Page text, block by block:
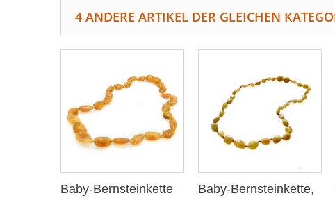
4 ANDERE ARTIKEL DER GLEICHEN
Baby-Bernsteinkette
Baby-Bernsteinkette,